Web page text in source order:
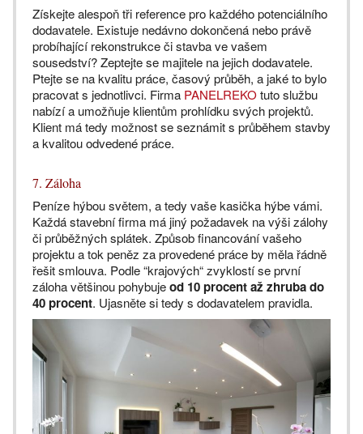
Získejte alespoň tři reference pro každého potenciálního
dodavatele. Existuje nedávno dokončená nebo právě
probíhající rekonstrukce či stavba ve vašem
sousedství? Zeptejte se majitele na jejich dodavatele.
Ptejte se na kvalitu práce, časový průběh, a jaké to bylo
pracovat s jednotlivci. Firma PANELREKOtuto službu
nabízí a umožňuje klientům prohlídku svých projektů.
Klient má tedy možnost se seznámit s průběhem stavby
a kvalitou odvedené práce.
7. Záloha
Peníze hýbou světem, a tedy vaše kasička hýbe vámi.
Každá stavební firma má jiný požadavek na výši zálohy
či průběžných splátek. Způsob financování vašeho
projektu a tok peněz za provedené práce by měla řádně
řešit smlouva. Podle “krajových“ zvyklostí se první
záloha většinou pohybujeod 10 procent až zhruba do
40 procent. Ujasněte si tedy s dodavatelem pravidla.